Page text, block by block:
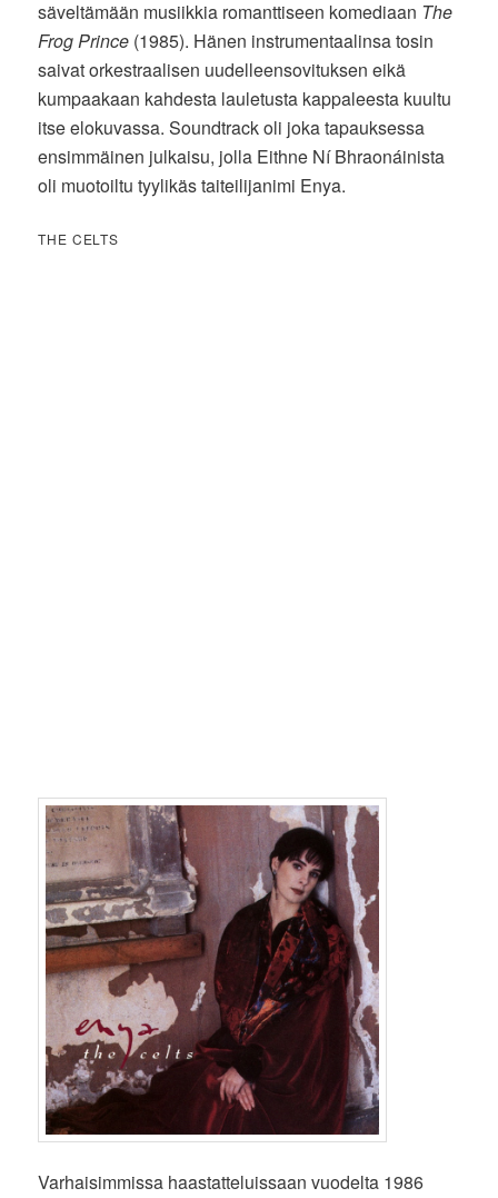
säveltämään musiikkia romanttiseen komediaan The
Frog Prince (1985). Hänen instrumentaalinsa tosin
saivat orkestraalisen uudelleensovituksen eikä
kumpaakaan kahdesta lauletusta kappaleesta kuultu
itse elokuvassa. Soundtrack oli joka tapauksessa
ensimmäinen julkaisu, jolla Eithne Ní Bhraonáinista
oli muotoiltu tyylikäs taiteilijanimi Enya.
THE CELTS
Varhaisimmissa haastatteluissaan vuodelta 1986